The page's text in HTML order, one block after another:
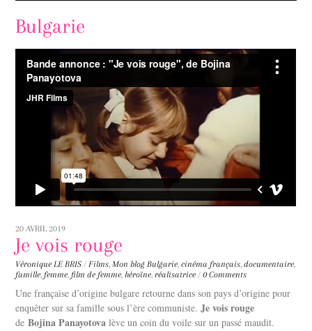
Bulgarie
20 AVRIL 2019
Je vois rouge
Véronique LE BRIS / Films,Mon blog Bulgarie,cinéma français,documentaire,
famille, femme, film de femme,héroïne,réalisatrice / 0 Comments
Une française d’origine bulgare retourne dans son pays d’origine pour
enquêter sur sa famille sous l’ère communiste.Je vois rouge
deBojina Panayotova lève un coin du voile sur un passé maudit.